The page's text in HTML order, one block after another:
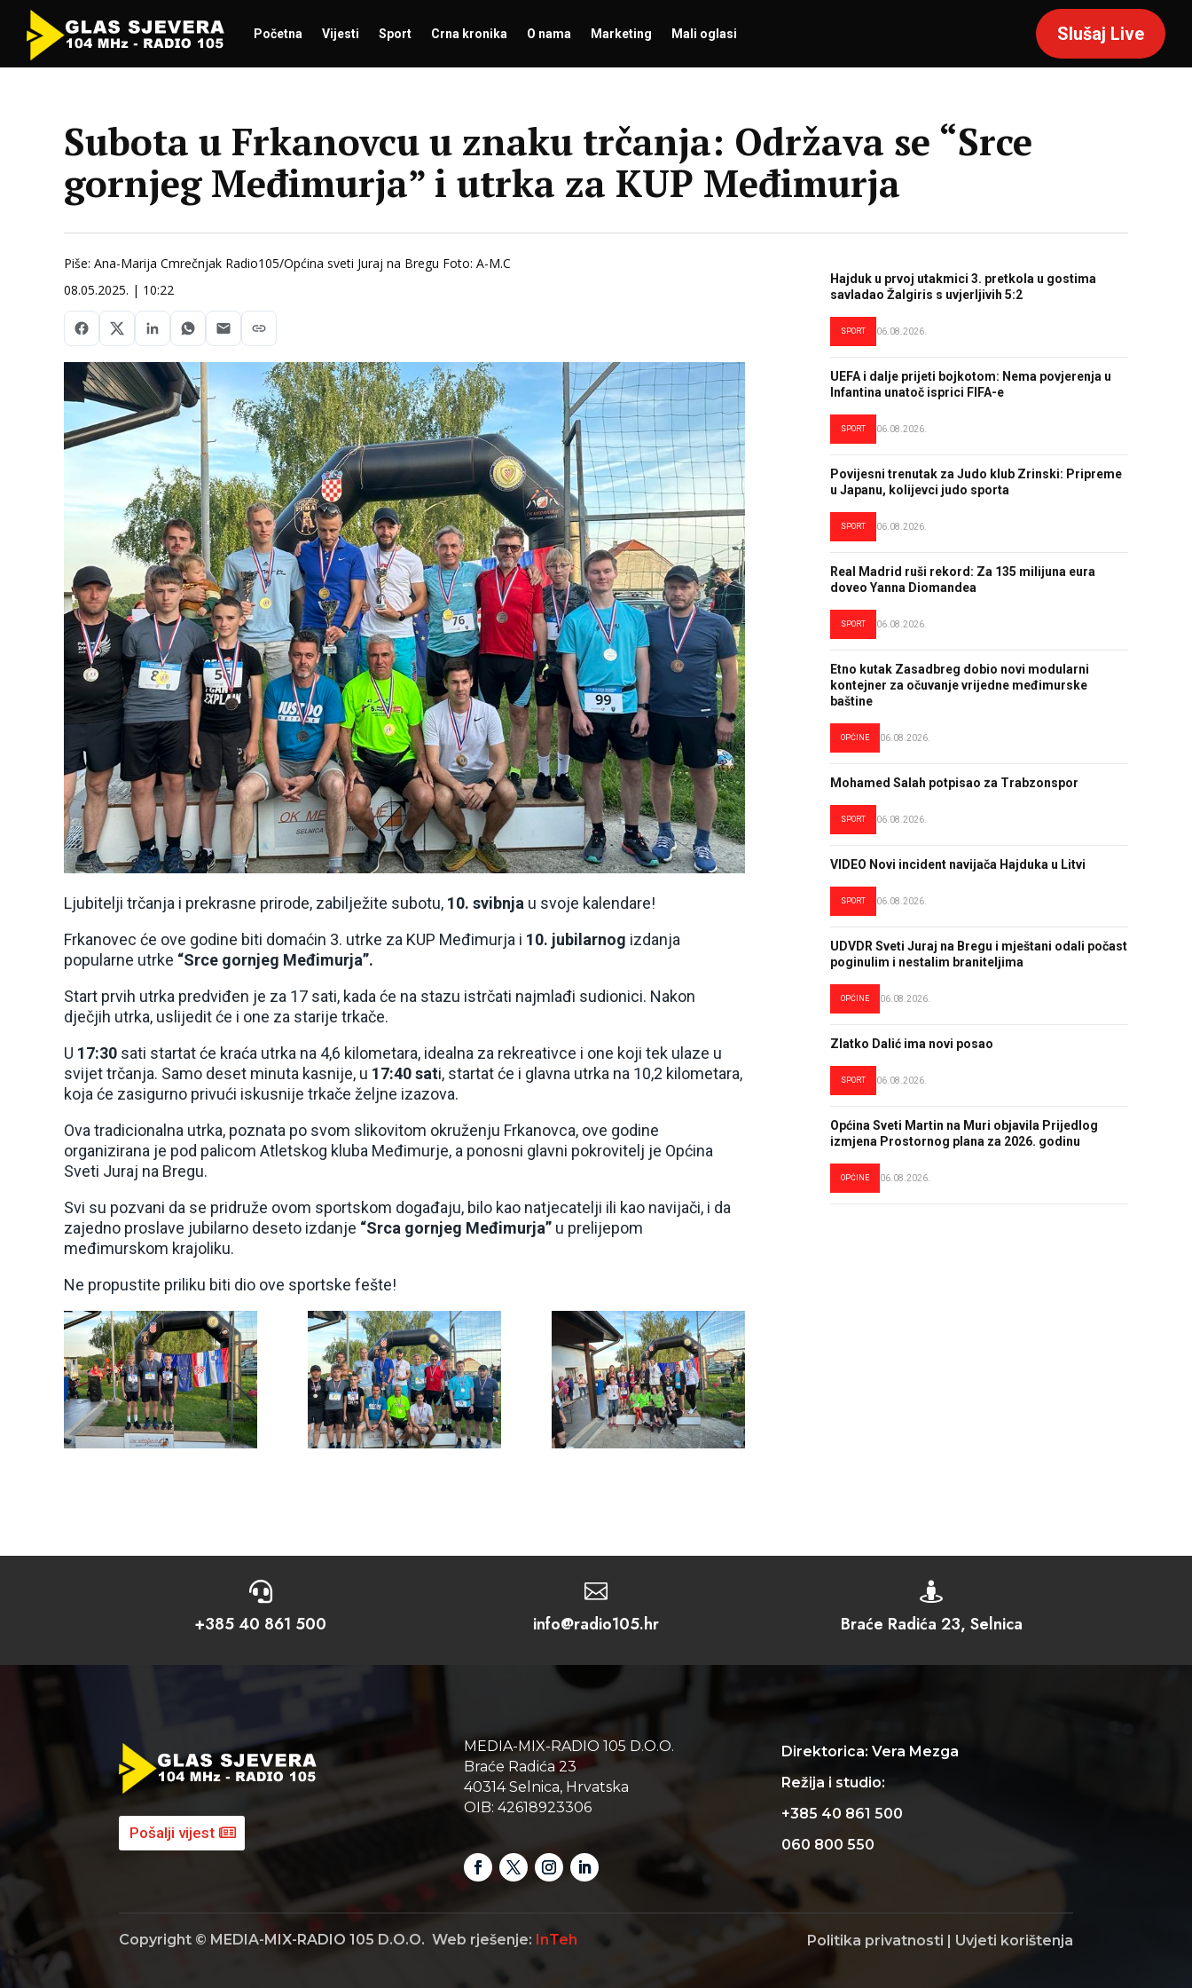
Početna Vijesti Sport Crna kronika O nama Marketing Mali oglasi Slušaj Live
Subota u Frkanovcu u znaku trčanja: Održava se “Srce
gornjeg Međimurja” i utrka za KUP Međimurja
Piše: Ana-Marija Cmrečnjak Radio105/Općina sveti Juraj na Bregu Foto: A-M.C
08.05.2025. | 10:22
Ljubitelji trčanja i prekrasne prirode, zabilježite subotu, 10. svibnja u svoje kalendare!
Frkanovec će ove godine biti domaćin 3. utrke za KUP Međimurja i 10. jubilarnog izdanja
popularne utrke “Srce gornjeg Međimurja”.
Start prvih utrka predviđen je za 17 sati, kada će na stazu istrčati najmlađi sudionici. Nakon
dječjih utrka, uslijedit će i one za starije trkače.
U 17:30 sati startat će kraća utrka na 4,6 kilometara, idealna za rekreativce i one koji tek ulaze u
svijet trčanja. Samo deset minuta kasnije, u 17:40 sati, startat će i glavna utrka na 10,2 kilometara,
koja će zasigurno privući iskusnije trkače željne izazova.
Ova tradicionalna utrka, poznata po svom slikovitom okruženju Frkanovca, ove godine
organizirana je pod palicom Atletskog kluba Međimurje, a ponosni glavni pokrovitelj je Općina
Sveti Juraj na Bregu.
Svi su pozvani da se pridruže ovom sportskom događaju, bilo kao natjecatelji ili kao navijači, i da
zajedno proslave jubilarno deseto izdanje “Srca gornjeg Međimurja” u prelijepom
međimurskom krajoliku.
Ne propustite priliku biti dio ove sportske fešte!
Hajduk u prvoj utakmici 3. pretkola u gostima
savladao Žalgiris s uvjerljivih 5:2
SPORT 06.08.2026.
UEFA i dalje prijeti bojkotom: Nema povjerenja u
Infantina unatoč isprici FIFA-e
SPORT 06.08.2026.
Povijesni trenutak za Judo klub Zrinski: Pripreme
u Japanu, kolijevci judo sporta
SPORT 06.08.2026.
Real Madrid ruši rekord: Za 135 milijuna eura
doveo Yanna Diomandea
SPORT 06.08.2026.
Etno kutak Zasadbreg dobio novi modularni
kontejner za očuvanje vrijedne međimurske
baštine
OPĆINE 06.08.2026.
Mohamed Salah potpisao za Trabzonspor
SPORT 06.08.2026.
VIDEO Novi incident navijača Hajduka u Litvi
SPORT 06.08.2026.
UDVDR Sveti Juraj na Bregu i mještani odali počast
poginulim i nestalim braniteljima
OPĆINE 06.08.2026.
Zlatko Dalić ima novi posao
SPORT 06.08.2026.
Općina Sveti Martin na Muri objavila Prijedlog
izmjena Prostornog plana za 2026. godinu
OPĆINE 06.08.2026.

+385 40 861 500

info@radio105.hr

Braće Radića 23, Selnica
Pošalji vijest
MEDIA-MIX-RADIO 105 D.O.O.
Braće Radića 23
40314 Selnica, Hrvatska
OIB: 42618923306
Direktorica: Vera Mezga
Režija i studio:
+385 40 861 500
060 800 550
Copyright © MEDIA-MIX-RADIO 105 D.O.O. Web rješenje: InTeh Politika privatnosti Uvjeti korištenja